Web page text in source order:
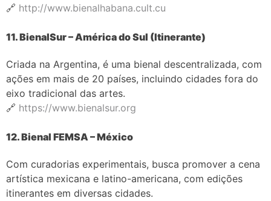
🔗 http://www.bienalhabana.cult.cu
11. BienalSur – América do Sul (Itinerante)
Criada na Argentina, é uma bienal descentralizada, com
ações em mais de 20 países, incluindo cidades fora do
eixo tradicional das artes.
🔗 https://www.bienalsur.org
12. Bienal FEMSA – México
Com curadorias experimentais, busca promover a cena
artística mexicana e latino-americana, com edições
itinerantes em diversas cidades.